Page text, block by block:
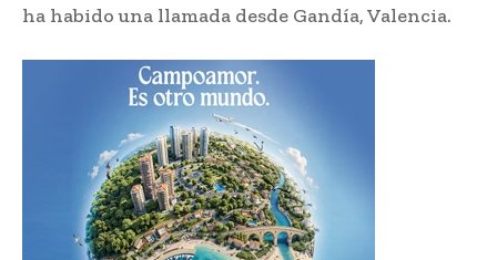
ha habido una llamada desde Gandía, Valencia.